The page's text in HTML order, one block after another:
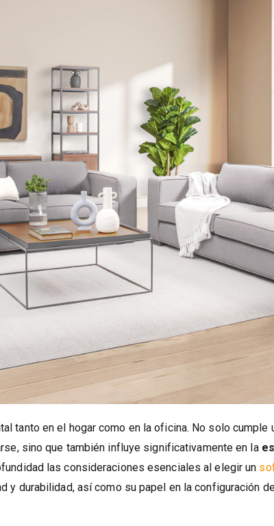
tanto en el hogar como en la oficina. No solo cumple
sino que también influye significativamente en la
las consideraciones esenciales al elegir un
y durabilidad, así como su papel en la configuración